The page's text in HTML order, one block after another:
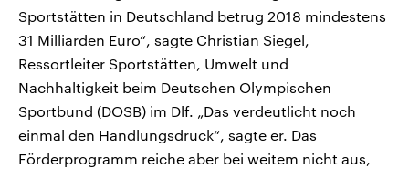
Sportstätten in Deutschland betrug 2018 mindestens
31 Milliarden Euro“, sagte Christian Siegel,
Ressortleiter Sportstätten, Umwelt und
Nachhaltigkeit beim Deutschen Olympischen
Sportbund (DOSB) im Dlf. „Das verdeutlicht noch
einmal den Handlungsdruck“, sagte er. Das
Förderprogramm reiche aber bei weitem nicht aus,